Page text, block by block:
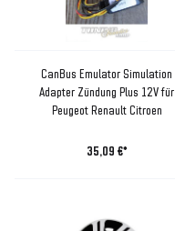
CanBus Emulator Simulation
Adapter Zündung Plus 12V für
Peugeot Renault Citroen
35,09 €*